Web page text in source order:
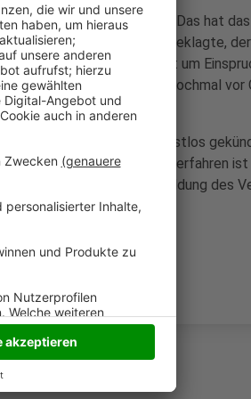
das Gelände räumen. Das hat
aber noch nicht. Der Beklagte,
hat jetzt 14 Tage Zeit um
sehen sich die Parteien nochmal vor
räumen.
M. im Herbst 2023 fristlos
war. Das gerichtliche Verfahren
kurzfristige Krankmeldung des